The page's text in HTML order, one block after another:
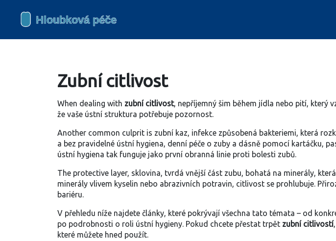
Zubní citlivost
When dealing with zubní citlivost, nepříjemný šim během jídla nebo pití, který
že vaše ústní struktura potřebuje pozornost.
Another common culprit is zubní kaz, infekce způsobená bakteriemi, která
a bez pravidelné ústní hygiena, denní péče o zuby a dásně pomocí kartáčku,
ústní hygiena tak funguje jako první obranná linie proti bolesti zubů.
The protective layer, sklovina, tvrdá vnější část zubu, bohatá na minerály,
minerály vlivem kyselin nebo abrazivních potravin, citlivost se prohlubuje.
bariéru.
V přehledu níže najdete články, které pokrývají všechna tato témata – od
po podrobnosti o roli ústní hygieny. Pokud chcete přestat trpět zubní citlivostí
které můžete hned použít.